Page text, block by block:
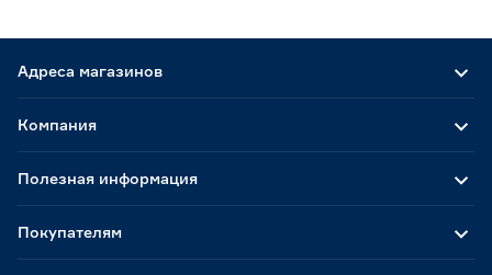
Адреса магазинов
Компания
Полезная информация
Покупателям